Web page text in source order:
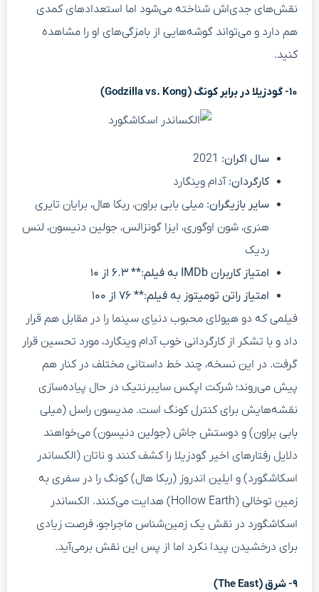
نقش‌های جدی‌اش شناخته می‌شود اما استعدادهای کمدی
هم دارد و می‌تواند گوشه‌هایی از بامزگی‌های او را مشاهده
کنید.
۱۰- گودزیلا در برابر کونگ (Godzilla vs. Kong)
سال اکران:
کارگردان: آدام وینگارد
سایر بازیگران: میلی بابی براون، ربکا هال، برایان تایری
هنری، شون اوگوری، ایزا گونزالس، جولین دنیسون، لنس
ردیک
امتیاز کاربران IMDb به فیلم:** ۶.۳ از ۱۰
امتیاز راتن تومیتوز به فیلم:** ۷۶ از ۱۰۰
فیلمی که دو هیولای محبوب دنیای سینما را در مقابل هم قرار
داد و با تشکر از کارگردانی خوب آدام وینگارد، مورد تحسین قرار
گرفت. در این نسخه، چند خط داستانی مختلف در کنار هم
پیش می‌روند؛ شرکت اپکس سایبرنتیک در حال پیاده‌سازی
نقشه‌هایش برای کنترل کونگ است. مدیسون راسل (میلی
بابی براون) و دوستش جاش (جولین دنیسون) می‌خواهند
دلایل رفتارهای اخیر گودزیلا را کشف کنند و ناتان (الکساندر
اسکاشگورد) و ایلین اندروز (ربکا هال) کونگ را در سفری به
زمین توخالی (Hollow Earth) هدایت می‌کنند. الکساندر
اسکاشگورد در نقش یک زمین‌شناس ماجراجو، فرصت زیادی
برای درخشیدن پیدا نکرد اما از پس این نقش برمی‌آید.
۹- شرق (The East)